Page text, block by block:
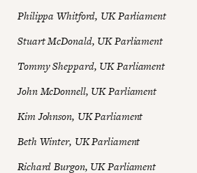
Philippa Whitford, UK Parliament
Stuart McDonald, UK Parliament
Tommy Sheppard, UK Parliament
John McDonnell, UK Parliament
Kim Johnson, UK Parliament
Beth Winter, UK Parliament
Richard Burgon, UK Parliament